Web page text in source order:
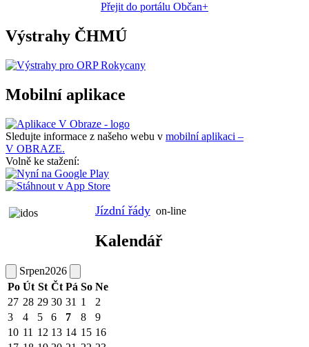
Přejit do portálu Občan+
Výstrahy ČHMÚ
Mobilní aplikace
Sledujte informace z našeho webu v mobilní aplikaci –
V OBRAZE.
Volně ke stažení:
Jízdní řády on-line
Kalendář
Srpen2026
Po Út St Čt Pá So Ne
27 28 29 30 31 1
2
3
4 5 6 7 8
9
10 11 12 13 14 15 16